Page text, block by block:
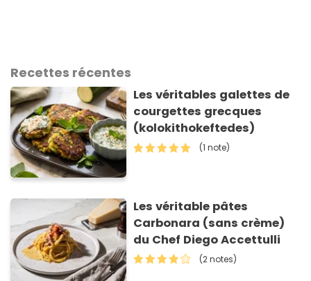
Recettes récentes
Les véritables galettes de
courgettes grecques
(kolokithokeftedes)
(1 note)
Les véritable pâtes
Carbonara (sans crème)
du Chef Diego Accettulli
(2 notes)